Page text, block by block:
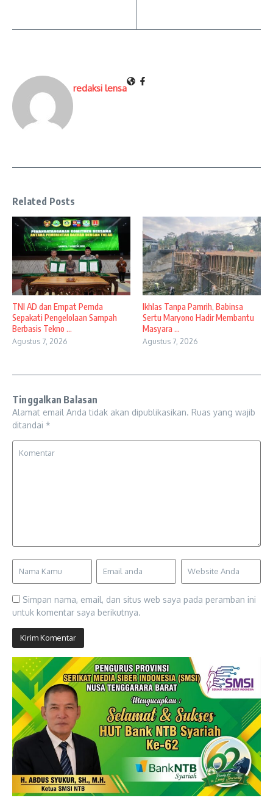
redaksi lensa
Related Posts
TNI AD dan Empat Pemda
Sepakati Pengelolaan Sampah
Berbasis Tekno ...
Agustus 7, 2026
Ikhlas Tanpa Pamrih, Babinsa
Sertu Maryono Hadir Membantu
Masyara ...
Agustus 7, 2026
Tinggalkan Balasan
Alamat email Anda tidak akan dipublikasikan. Ruas yang wajib
ditandai *
Simpan nama, email, dan situs web saya pada peramban ini
untuk komentar saya berikutnya.